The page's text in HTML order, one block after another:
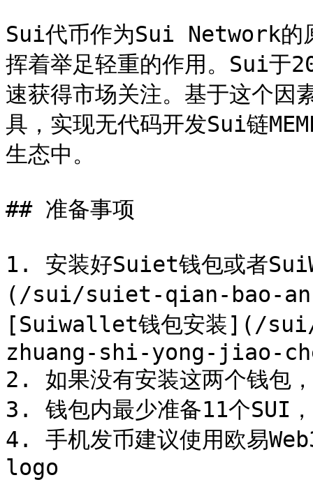
Sui代币作为Sui Network的
挥着举足轻重的作用。Sui于
速获得市场关注。基于这个
具，实现无代码开发Sui链
生态中。
## 准备事项
1. 安装好Suiet钱包或者
(/sui/suiet-qian-bao-
[Suiwallet钱包安装](/
zhuang-shi-yong-jiao-
2. 如果没有安装这两个钱包
3. 钱包内最少准备11个SUI
4. 手机发币建议使用欧易
logo